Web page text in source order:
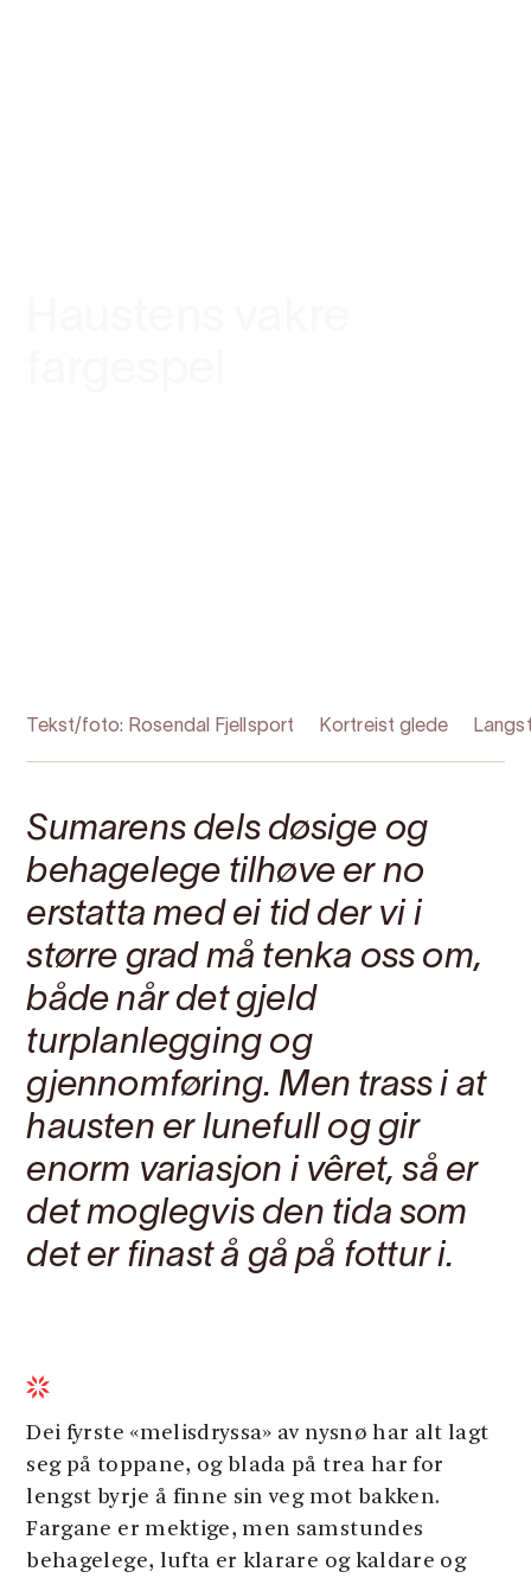
Tekst/foto: Rosendal Fjellsport Kortreist glede
Sumarens dels døsige og
behagelege tilhøve er no
erstatta med ei tid der vi i
større grad må tenka oss om,
både når det gjeld
turplanlegging og
gjennomføring. Men trass i at
hausten er lunefull og gir
enorm variasjon i vêret, så er
det moglegvis den tida som
det er finast å gå på fottur i.
Dei fyrste «melisdryssa» av nysnø har alt lagt
seg på toppane, og blada på trea har for
lengst byrje å finne sin veg mot bakken.
Fargane er mektige, men samstundes
behagelege, lufta er klarare og kaldare og